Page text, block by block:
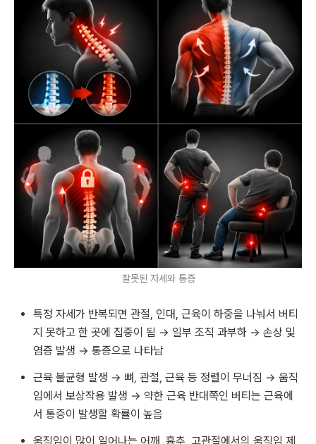
잘못된 자세와 통증
특정 자세가 반복되면 관절, 인대, 근육이 하중을 나눠서 버티
지 못하고 한 곳에 집중이 됨 → 일부 조직 과부하 → 손상 및
염증 발생 → 통증으로 나타남
근육 불균형 발생 → 뼈, 관절, 근육 등 정렬이 무너짐 → 움직
임에서 보상작용 발생 → 약한 근육 반대쪽인 버티는 근육에
서 통증이 발생할 확률이 높음
움직임이 많이 일어나는 어깨, 흉추, 고관절에서의 움직임 제